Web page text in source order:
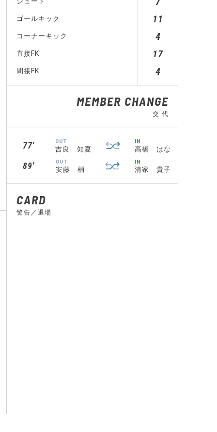
ゴールキック 11
コーナーキック 4
直接FK 17
間接FK 4
MEMBER CHANGE
交 代
77′ OUT
吉良 知夏
IN
高橋 はな
89′ OUT
安藤 梢
IN
清家 貴子
CARD
警告／退場